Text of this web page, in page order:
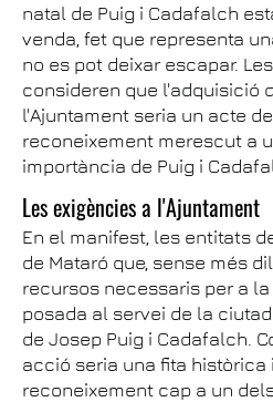
natal de Puig i Cadafalch
venda, fet que representa
no es pot deixar escapar.
consideren que l'adquisició
l'Ajuntament seria un acte
reconeixement merescut a
importància de Puig i
Les exigències a l'Ajuntament
En el manifest, les entitats
de Mataró que, sense més
recursos necessaris per a
posada al servei de la
de Josep Puig i Cadafalch.
acció seria una fita històrica
reconeixement cap a un